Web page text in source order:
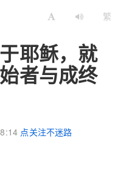
繁
耶稣，就
者与成终
点关注不迷路